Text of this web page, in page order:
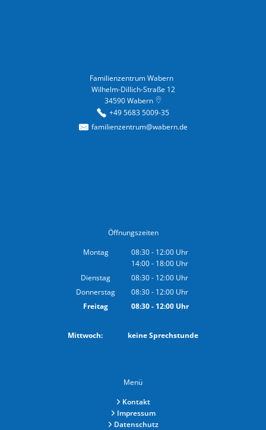
Familienzentrum Wabern
Wilhelm-Dillich-Straße 12
34590 Wabern
+49 5683 5009-35
familienzentrum@wabern.de
Öffnungszeiten
Montag
08:30- 12:00 Uhr
Von 08:30 bis 12:00 Uhr
14:00- 18:00 Uhr
Von 14:00 bis 18:00 Uhr
Dienstag 08:30- 12:00 Uhr
Von 08:30 bis 12:00 Uhr
Donnerstag 08:30- 12:00 Uhr
Von 08:30 bis 12:00 Uhr
Freitag 08:30- 12:00Uhr
Mittwoch: keine Sprechstunde
Menü
Kontakt
Impressum
Datenschutz